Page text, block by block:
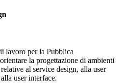
lavoro per la Pubblica
la progettazione di ambienti
al service design, alla user
user interface.